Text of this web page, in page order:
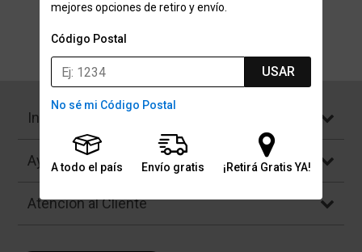
mejores opciones de retiro y envío.
Código Postal
USAR
No sé mi Código Postal
A todo el país Envío gratis ¡Retirá Gratis YA!
Volver a la página de inicio
Institucional
Ayuda
Atención al Cliente